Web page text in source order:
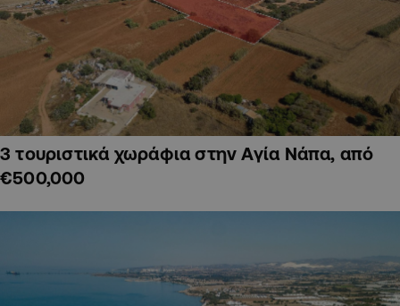
3 τουριστικά χωράφια στην Αγία Νάπα, από
€500,000